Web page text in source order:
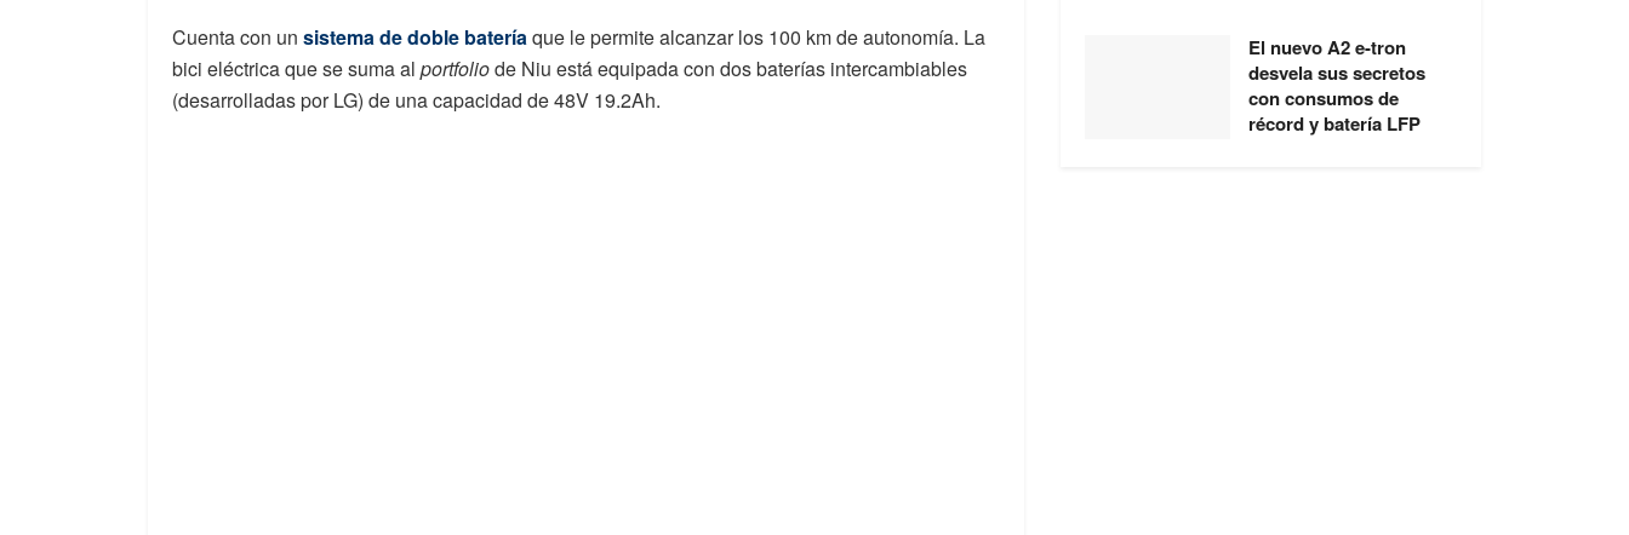
Cuenta con un sistema de doble batería que le permite alcanzar los 100 km de autonomía. La
bici eléctrica que se suma al portfoliode Niu está equipada con dos baterías intercambiables
(desarrolladas por LG) de una capacidad de 48V 19.2Ah.
El nuevo A2 e-tron
desvela sus secretos
con consumos de
récord y batería LFP